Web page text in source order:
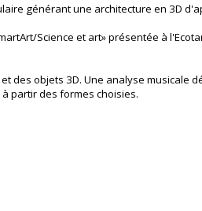
générant une architecture en 3D
Science et art» présentée à
des objets 3D. Une analyse musicale
partir des formes choisies.